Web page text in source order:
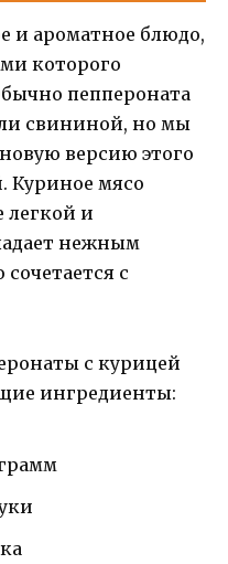
и ароматное блюдо,
которого
пеппероната
свининой, но мы
версию этого
Куриное мясо
легкой и
нежным
с
с курицей
ингредиенты: